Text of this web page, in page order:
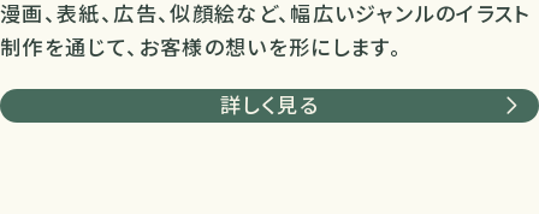
漫画、表紙、広告、似顔絵など、幅広いジャンルのイラスト
制作を通じて、お客様の想いを形にします。
詳しく見る